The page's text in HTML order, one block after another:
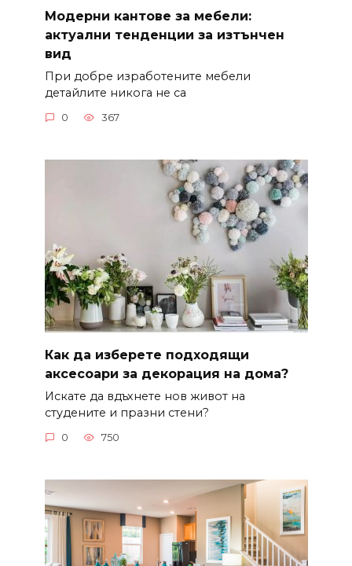
Модерни кантове за мебели:
актуални тенденции за изтънчен
вид
При добре изработените мебели
детайлите никога не са
0 367
Как да изберете подходящи
аксесоари за декорация на дома?
Искате да вдъхнете нов живот на
студените и празни стени?
0 750